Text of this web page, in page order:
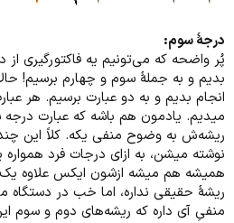
درجۀ سوم:
پُر واضحه که می‌تونیم یه فاکتورگیری
بدیم و به جملۀ سوم و چهارم برسیم!
انجام بدیم و به دو عبارت برسیم. هر
میدیم. یادمون هم باشه که عبارت درجه
ریشه‌ش به وضوح منفی یکه. کلاً این
نوشته میشن، به ازای درجات فرد
همیشه هم میشه ازشون ایکس علاوه یک
ریشۀ حقیقی نداره، اما خب در
منفیِ آی داره که ریشه‌های دوم و سوم